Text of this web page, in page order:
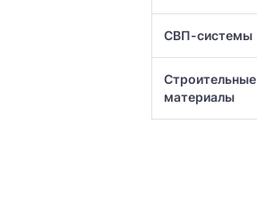
СВП-системы
Строительные
материалы